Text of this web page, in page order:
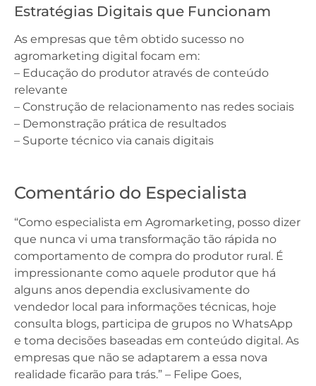
Estratégias Digitais que Funcionam
As empresas que têm obtido sucesso no
agromarketing digital focam em:
– Educação do produtor através de conteúdo
relevante
– Construção de relacionamento nas redes sociais
– Demonstração prática de resultados
– Suporte técnico via canais digitais
Comentário do Especialista
“Como especialista em Agromarketing, posso dizer
que nunca vi uma transformação tão rápida no
comportamento de compra do produtor rural. É
impressionante como aquele produtor que há
alguns anos dependia exclusivamente do
vendedor local para informações técnicas, hoje
consulta blogs, participa de grupos no WhatsApp
e toma decisões baseadas em conteúdo digital. As
empresas que não se adaptarem a essa nova
realidade ficarão para trás.” – Felipe Goes,